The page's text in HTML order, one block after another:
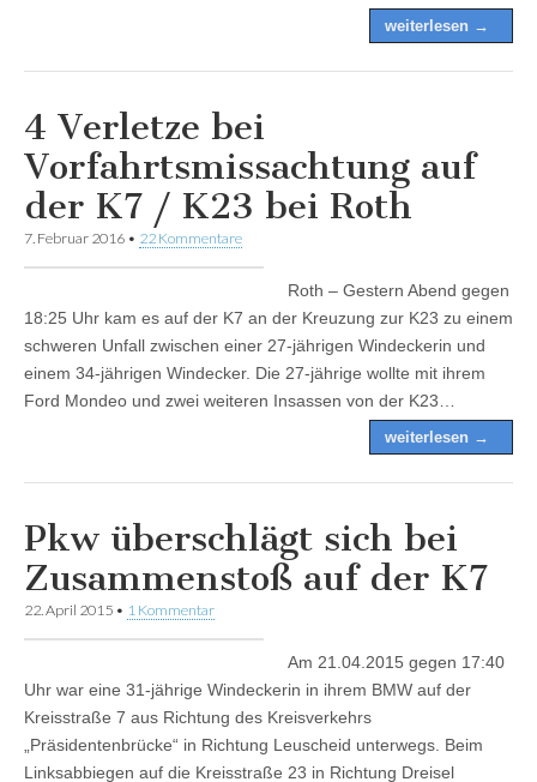
weiterlesen →
4 Verletze bei
Vorfahrtsmissachtung auf
der K7 / K23 bei Roth
7. Februar 2016 • 22 Kommentare
Roth – Gestern Abend gegen
18:25 Uhr kam es auf der K7 an der Kreuzung zur K23 zu einem
schweren Unfall zwischen einer 27-jährigen Windeckerin und
einem 34-jährigen Windecker. Die 27-jährige wollte mit ihrem
Ford Mondeo und zwei weiteren Insassen von der K23…
weiterlesen →
Pkw überschlägt sich bei
Zusammenstoß auf der K7
22. April 2015 • 1 Kommentar
Am 21.04.2015 gegen 17:40
Uhr war eine 31-jährige Windeckerin in ihrem BMW auf der
Kreisstraße 7 aus Richtung des Kreisverkehrs
„Präsidentenbrücke“ in Richtung Leuscheid unterwegs. Beim
Linksabbiegen auf die Kreisstraße 23 in Richtung Dreisel